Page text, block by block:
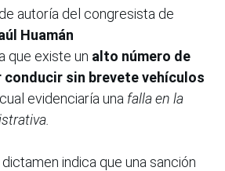
autoría del congresista de
Huamán
que existe un alto número de
sin brevete vehículos
evidenciaría una falla en la
indica que una sanción